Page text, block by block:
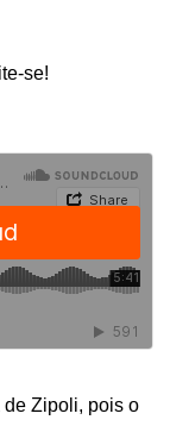
se!
de Zipoli, pois o